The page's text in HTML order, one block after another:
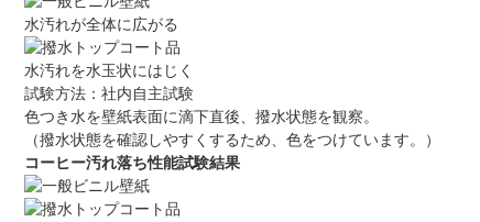
水汚れが全体に広がる
水汚れを水玉状にはじく
試験方法：社内自主試験
色つき水を壁紙表面に滴下直後、撥水状態を観察。
（撥水状態を確認しやすくするため、色をつけています。）
コーヒー汚れ落ち性能試験結果